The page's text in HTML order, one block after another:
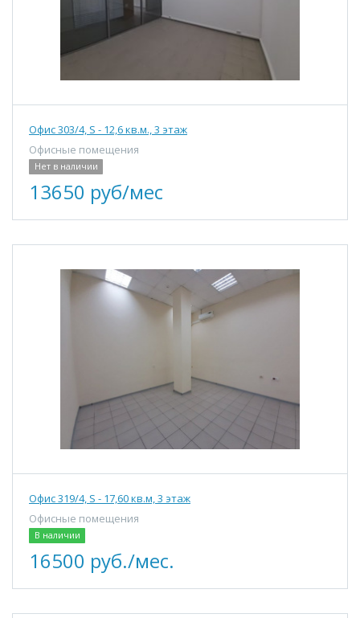
Офис 303/4, S - 12,6 кв.м., 3 этаж
Офисные помещения
Нет в наличии
13650 руб/мес
Офис 319/4, S - 17,60 кв.м, 3 этаж
Офисные помещения
В наличии
16500 руб./мес.